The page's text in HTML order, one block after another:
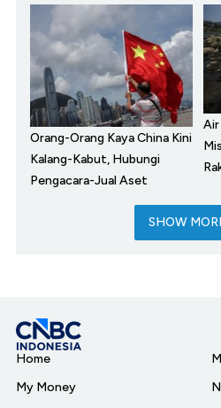
Orang-Orang Kaya China Kini
Kalang-Kabut, Hubungi
Pengacara-Jual Aset
Air
SHOW
Home
My Money